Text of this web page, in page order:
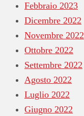
Febbraio 2023
Dicembre 2022
Novembre 2022
Ottobre 2022
Settembre 2022
Agosto 2022
Luglio 2022
Giugno 2022